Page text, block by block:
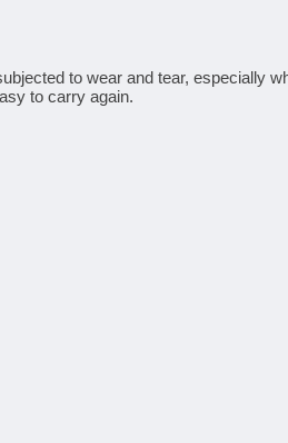
to wear and tear, especially
to carry again.